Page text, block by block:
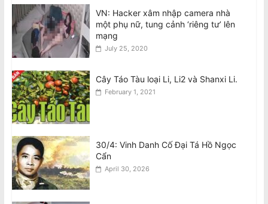
Ban Chấp Hành Chấp Thuận Kết Quả
Hòa Giải và Chương Trình Thực Hiện
Sau Cuộc Bầu Cử BCH 2026–30
VN: Hacker xâm nhập camera nhà
một phụ nữ, tung cảnh ‘riêng tư’ lên
mạng
July 25, 2020
Cây Táo Tàu loại Li, Li2 và Shanxi Li.
February 1, 2021
30/4: Vinh Danh Cố Đại Tá Hồ Ngọc
Cẩn
April 30, 2026